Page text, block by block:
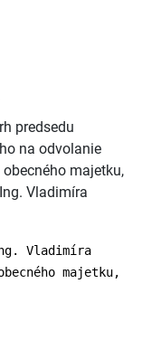
predsedu
na odvolanie
majetku,
Vladimíra
Vladimíra
majetku,